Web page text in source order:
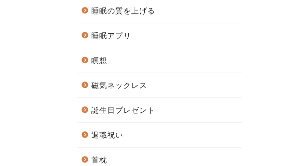
睡眠の質を上げる
睡眠アプリ
瞑想
磁気ネックレス
誕生日プレゼント
退職祝い
首枕